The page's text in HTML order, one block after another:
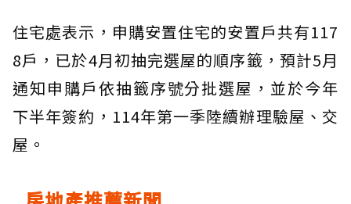
住宅處表示，申購安置住宅的安置戶共有117
8戶，已於4月初抽完選屋的順序籤，預計5月
通知申購戶依抽籤序號分批選屋，並於今年
下半年簽約，114年第一季陸續辦理驗屋、交
屋。